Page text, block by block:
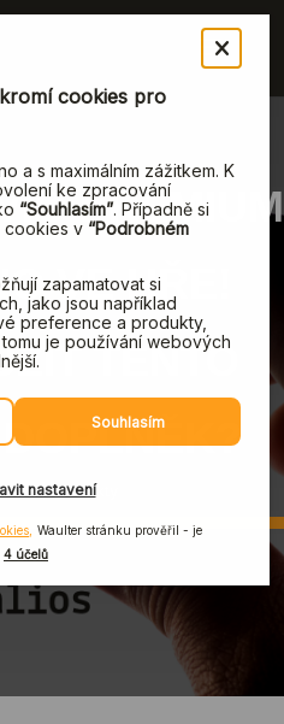
PREMIUM
VE HŘE!
TENTO
|Produkty